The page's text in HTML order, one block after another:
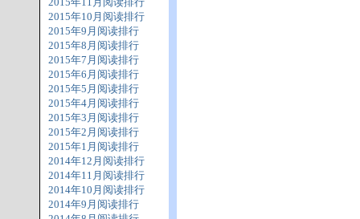
2015年10月阅读排行
2015年9月阅读排行
2015年8月阅读排行
2015年7月阅读排行
2015年6月阅读排行
2015年5月阅读排行
2015年4月阅读排行
2015年3月阅读排行
2015年2月阅读排行
2015年1月阅读排行
2014年12月阅读排行
2014年11月阅读排行
2014年10月阅读排行
2014年9月阅读排行